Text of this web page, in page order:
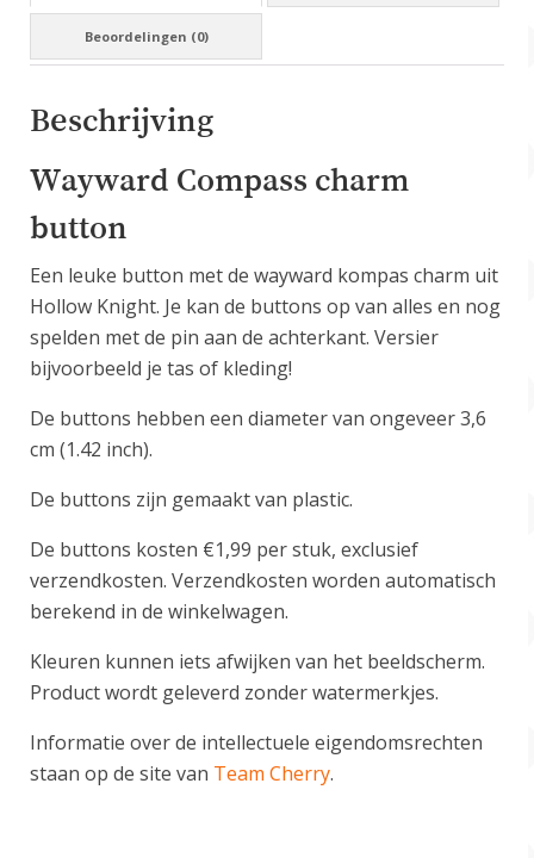
Beoordelingen (0)
Beschrijving
Wayward Compass charm
button
Een leuke button met de wayward kompas charm uit
Hollow Knight. Je kan de buttons op van alles en nog
spelden met de pin aan de achterkant. Versier
bijvoorbeeld je tas of kleding!
De buttons hebben een diameter van ongeveer 3,6
cm (1.42 inch).
De buttons zijn gemaakt van plastic.
De buttons kosten €1,99 per stuk, exclusief
verzendkosten. Verzendkosten worden automatisch
berekend in de winkelwagen.
Kleuren kunnen iets afwijken van het beeldscherm.
Product wordt geleverd zonder watermerkjes.
Informatie over de intellectuele eigendomsrechten
staan op de site van Team Cherry.